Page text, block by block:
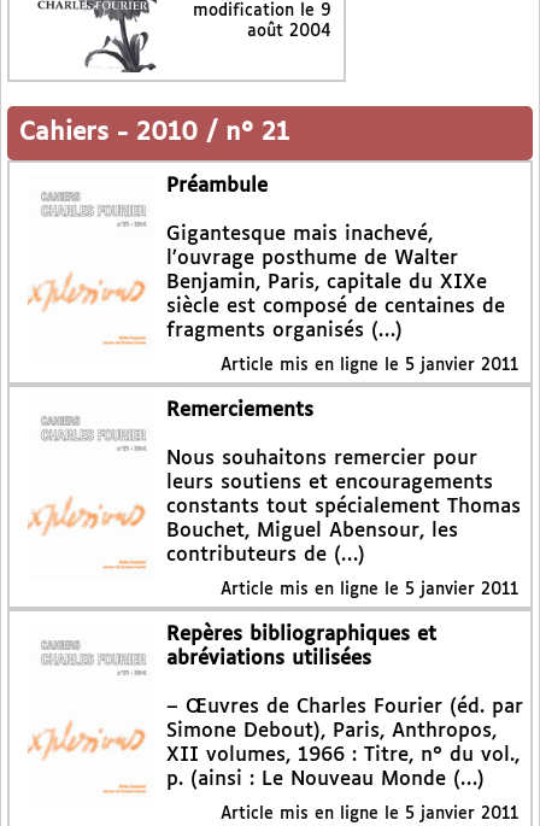
modification le 9
août 2004
Cahiers - 2010 / n° 21
Préambule
Gigantesque mais inachevé,
l’ouvrage posthume de Walter
Benjamin, Paris, capitale du XIXe
siècle est composé de centaines de
fragments organisés (…)
Article mis en ligne le 5 janvier 2011
Remerciements
Nous souhaitons remercier pour
leurs soutiens et encouragements
constants tout spécialement Thomas
Bouchet, Miguel Abensour, les
contributeurs de (…)
Article mis en ligne le 5 janvier 2011
Repères bibliographiques et
abréviations utilisées
– Œuvres de Charles Fourier (éd. par
Simone Debout), Paris, Anthropos,
XII volumes, 1966 : Titre, n° du vol.,
p. (ainsi : Le Nouveau Monde (…)
Article mis en ligne le 5 janvier 2011